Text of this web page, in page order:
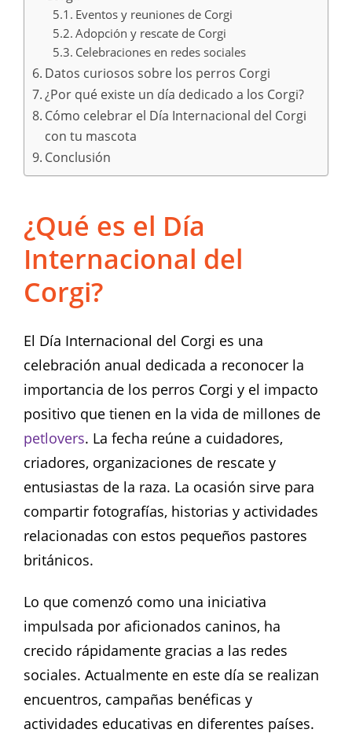
Eventos y reuniones de Corgi
Adopción y rescate de Corgi
Celebraciones en redes sociales
Datos curiosos sobre los perros Corgi
¿Por qué existe un día dedicado a los Corgi?
Cómo celebrar el Día Internacional del Corgi
con tu mascota
Conclusión
¿Qué es el Día
Internacional del
Corgi?
El Día Internacional del Corgi es una
celebración anual dedicada a reconocer la
importancia de los perros Corgi y el impacto
positivo que tienen en la vida de millones de
petlovers. La fecha reúne a cuidadores,
criadores, organizaciones de rescate y
entusiastas de la raza. La ocasión sirve para
compartir fotografías, historias y actividades
relacionadas con estos pequeños pastores
británicos.
Lo que comenzó como una iniciativa
impulsada por aficionados caninos, ha
crecido rápidamente gracias a las redes
sociales. Actualmente en este día se realizan
encuentros, campañas benéficas y
actividades educativas en diferentes países.